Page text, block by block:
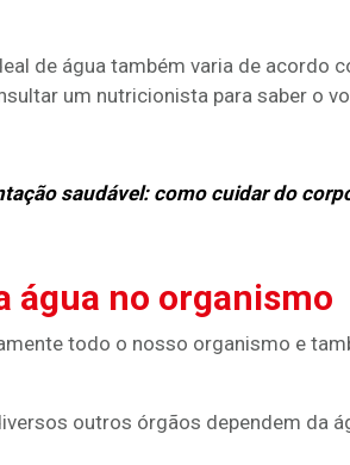
de água também varia de acordo
um nutricionista para saber o
saudável: como cuidar do
água no organismo
todo o nosso organismo e
outros órgãos dependem da